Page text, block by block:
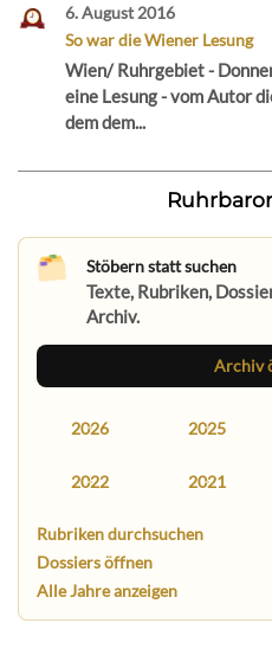
6. August 2016
So war die Wiener Lesung
Wien/ Ruhrgebiet -
eine Lesung - vom Autor
dem dem...
Stöbern statt suchen
Texte, Rubriken,
Archiv.
Archiv
2026 2025
2022 2021
Rubriken durchsuchen
Dossiers öffnen
Alle Jahre anzeigen